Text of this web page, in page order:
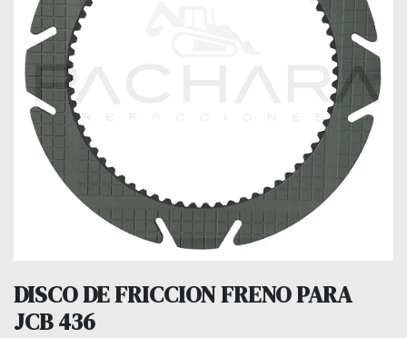
DISCO DE FRICCION FRENO PARA
JCB 436